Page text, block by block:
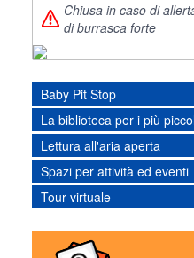
Chiusa in caso di
di burrasca forte
Baby Pit Stop
La biblioteca per i più
Lettura all'aria aperta
Spazi per attività ed eventi
Tour virtuale